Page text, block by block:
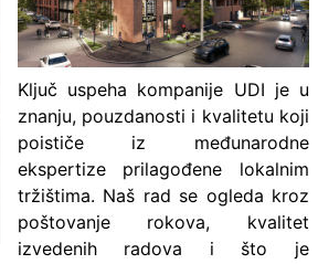
Ključ uspeha kompanije UDI je u
znanju, pouzdanosti i kvalitetu koji
poističe iz međunarodne
ekspertize prilagođene lokalnim
tržištima. Naš rad se ogleda kroz
poštovanje rokova, kvalitet
izvedenih radova i što je